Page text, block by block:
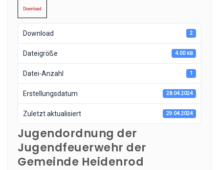
Down­load
Down­load 2
Datei­grö­ße 4.00 KB
Datei-Anzahl 1
Erstel­lungs­da­tum 28.04.2024
Zuletzt aktua­li­siert 29.04.2024
Jugendordnung der
Jugendfeuerwehr der
Gemeinde Heidenrod